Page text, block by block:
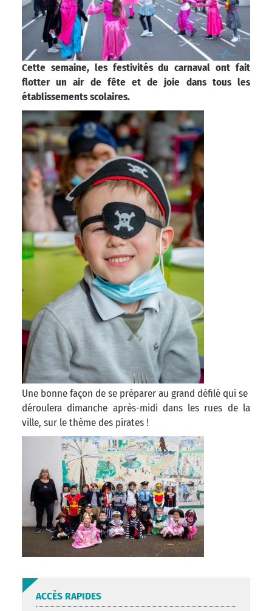
Cette semaine, les festivités du carnaval ont fait
flotter un air de fête et de joie dans tous les
établissements scolaires.
Une bonne façon de se préparer au grand défilé qui se
déroulera dimanche après-midi dans les rues de la
ville, sur le thème des pirates !
ACCÈS RAPIDES